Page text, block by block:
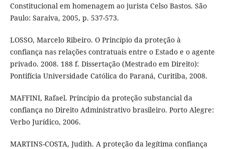
Constitucional em homenagem ao jurista Celso Bastos. São
Paulo: Saraiva, 2005, p. 537-573.
LOSSO, Marcelo Ribeiro. O Princípio da proteção à
confiança nas relações contratuais entre o Estado e o agente
privado. 2008. 188 f. Dissertação (Mestrado em Direito):
Pontifícia Universidade Católica do Paraná, Curitiba, 2008.
MAFFINI, Rafael. Princípio da proteção substancial da
confiança no Direito Administrativo brasileiro. Porto Alegre:
Verbo Jurídico, 2006.
MARTINS-COSTA, Judith. A proteção da legítima confiança